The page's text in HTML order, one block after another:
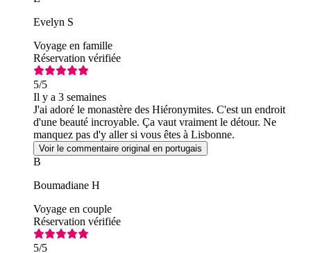
Evelyn S
Voyage en famille
Réservation vérifiée
5/5
Il y a 3 semaines
J'ai adoré le monastère des Hiéronymites. C'est un endroit
d'une beauté incroyable. Ça vaut vraiment le détour. Ne
manquez pas d'y aller si vous êtes à Lisbonne.
Voir le commentaire original en portugais
B
Boumadiane H
Voyage en couple
Réservation vérifiée
5/5